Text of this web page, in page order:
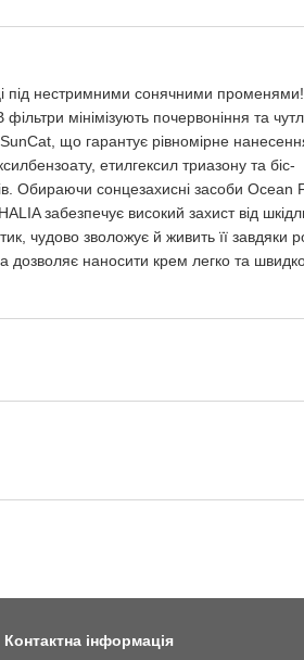
під нестримними сонячними променями!
мінімізують почервоніння та
що гарантує рівномірне
етилгексил триазону та біс-
Обираючи сонцезахисні засоби Ocean
забезпечує високий захист від
чудово зволожує й живить її завдяки
наносити крем легко та
Контактна інформація